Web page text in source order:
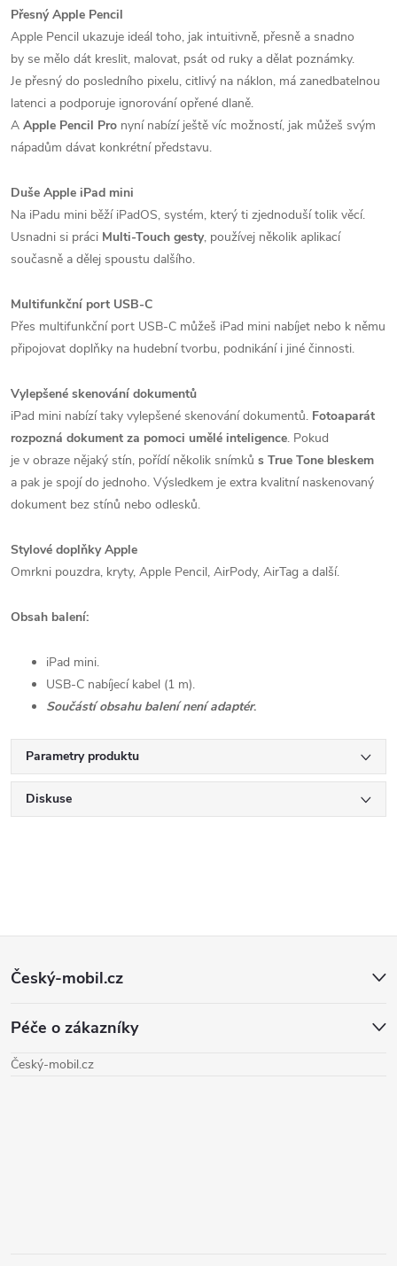
Přesný Apple Pencil
Apple Pencil ukazuje ideál toho, jak intuitivně, přesně a snadno
by se mělo dát kreslit, malovat, psát od ruky a dělat poznámky.
Je přesný do posledního pixelu, citlivý na náklon, má zanedbatelnou
latenci a podporuje ignorování opřené dlaně.
A Apple Pencil Pro nyní nabízí ještě víc možností, jak můžeš svým
nápadům dávat konkrétní představu.
Duše Apple iPad mini
Na iPadu mini běží iPadOS, systém, který ti zjednoduší tolik věcí.
Usnadni si práci Multi-Touch gesty, používej několik aplikací
současně a dělej spoustu dalšího.
Multifunkční port USB-C
Přes multifunkční port USB‑C můžeš iPad mini nabíjet nebo k němu
připojovat doplňky na hudební tvorbu, podnikání i jiné činnosti.
Vylepšené skenování dokumentů
iPad mini nabízí taky vylepšené skenování dokumentů. Fotoaparát
rozpozná dokument za pomoci umělé inteligence. Pokud
je v obraze nějaký stín, pořídí několik snímků s True Tone bleskem
a pak je spojí do jednoho. Výsledkem je extra kvalitní naskenovaný
dokument bez stínů nebo odlesků.
Stylové doplňky Apple
Omrkni pouzdra, kryty, Apple Pencil, AirPody, AirTag a další.
Obsah balení:
iPad mini.
USB-C nabíjecí kabel (1 m).
Součástí obsahu balení není adaptér.
Parametry produktu
Diskuse
Z
p
Český-mobil.cz
Péče o zákazníky
Český-mobil.cz